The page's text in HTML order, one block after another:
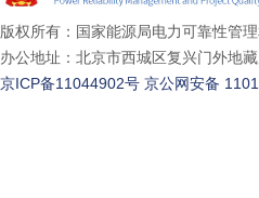
版权所有：国家能源局电力可靠性管
办公地址：北京市西城区复兴门外地
京ICP备11044902号 京公网安备